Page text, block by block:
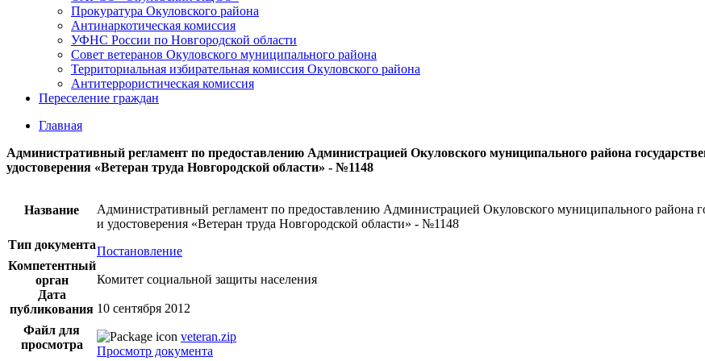
Прокуратура Окуловского района
Антинаркотическая комиссия
УФНС России по Новгородской области
Совет ветеранов Окуловского муниципального района
Территориальная избирательная комиссия Окуловского района
Антитеррористическая комиссия
Переселение граждан
Главная
Административный регламент по предоставлению Администрацией Окуловского муниципального района
удостоверения «Ветеран труда Новгородской области» - №1148
Название
Административный регламент по предоставлению Администрацией Окуловского муниципального района
и удостоверения «Ветеран труда Новгородской области» - №1148
Тип документаПостановление
Компетентный
орган
Комитет социальной защиты населения
Дата
публикования 10 сентября 2012
Файл для
просмотра
veteran.zip
Просмотр документа